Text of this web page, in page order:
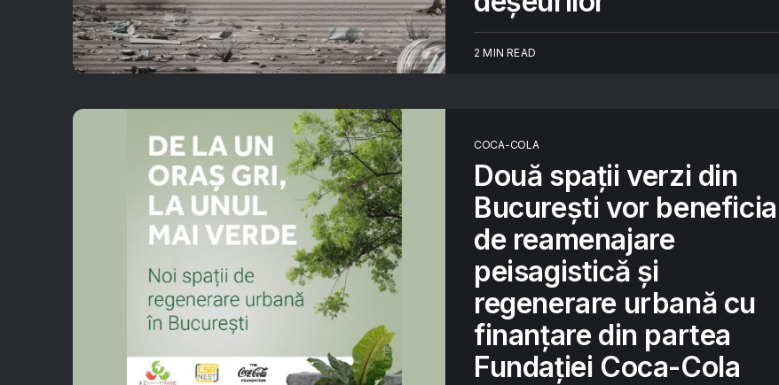
2 MIN READ
COCA-COLA
Două spații verzi din
București vor beneficia
de reamenajare
peisagistică și
regenerare urbană cu
finanțare din partea
Fundației Coca-Cola